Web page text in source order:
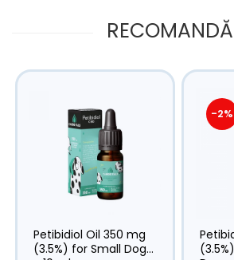
Petibidiol Oil 350 mg
(3.5%) for Small Dogs
-2%